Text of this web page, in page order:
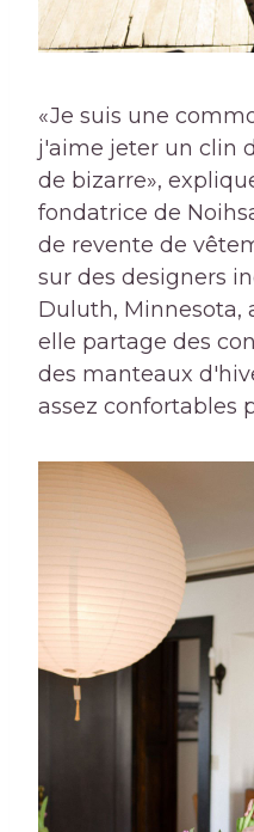
«Je suis une
j'aime jeter un clin
de bizarre»,
fondatrice de
de revente de
sur des designers
Duluth, Minnesota,
elle partage des
des manteaux
assez confortables